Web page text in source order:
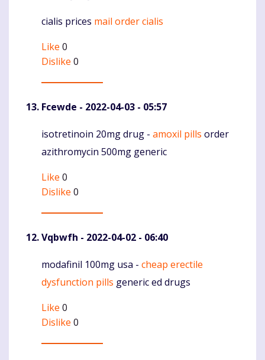
Komentaras
cialis prices mail order cialis
Like 0
Dislike 0
Fcewde - 2022-04-03 - 05:57
Komentaras
isotretinoin 20mg drug - amoxil pills order
azithromycin 500mg generic
Like 0
Dislike 0
Vqbwfh - 2022-04-02 - 06:40
Komentaras
modafinil 100mg usa - cheap erectile
dysfunction pills generic ed drugs
Like 0
Dislike 0